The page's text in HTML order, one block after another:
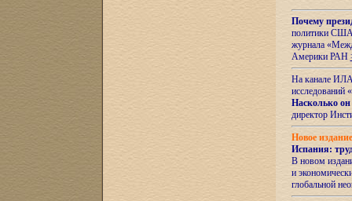
Почему
политики США
журнала
Америки РАН
На канале ИЛА
исследований «
Насколько он
директор
Новое
Испания:
В новом
и
глобальной